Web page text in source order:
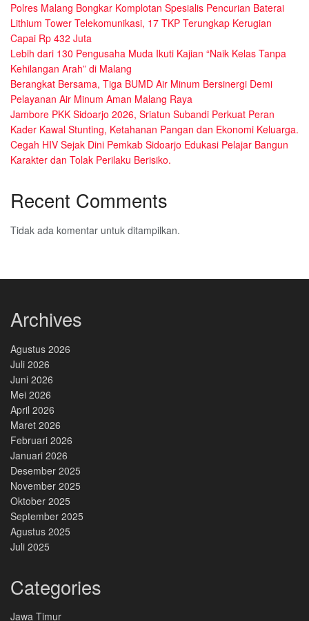
Polres Malang Bongkar Komplotan Spesialis Pencurian Baterai
Lithium Tower Telekomunikasi, 17 TKP Terungkap Kerugian
Capai Rp 432 Juta
Lebih dari 130 Pengusaha Muda Ikuti Kajian “Naik Kelas Tanpa
Kehilangan Arah” di Malang
Berangkat Bersama, Tiga BUMD Air Minum Bersinergi Demi
Pelayanan Air Minum Aman Malang Raya
Jambore PKK Sidoarjo 2026, Sriatun Subandi Perkuat Peran
Kader Kawal Stunting, Ketahanan Pangan dan Ekonomi Keluarga.
Cegah HIV Sejak Dini Pemkab Sidoarjo Edukasi Pelajar Bangun
Karakter dan Tolak Perilaku Berisiko.
Recent Comments
Tidak ada komentar untuk ditampilkan.
Archives
Agustus 2026
Juli 2026
Juni 2026
Mei 2026
April 2026
Maret 2026
Februari 2026
Januari 2026
Desember 2025
November 2025
Oktober 2025
September 2025
Agustus 2025
Juli 2025
Categories
Jawa Timur